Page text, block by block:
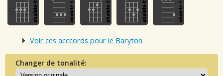
Voir ces acccords pour le Baryton
Changer de tonalité: